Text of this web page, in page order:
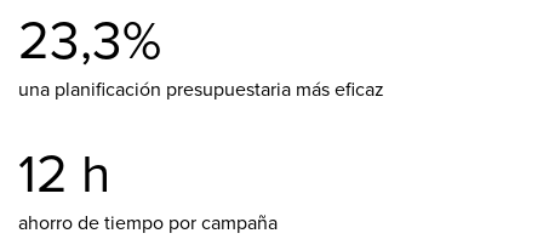
23,3%
una planificación presupuestaria más eficaz
12 h
ahorro de tiempo por campaña